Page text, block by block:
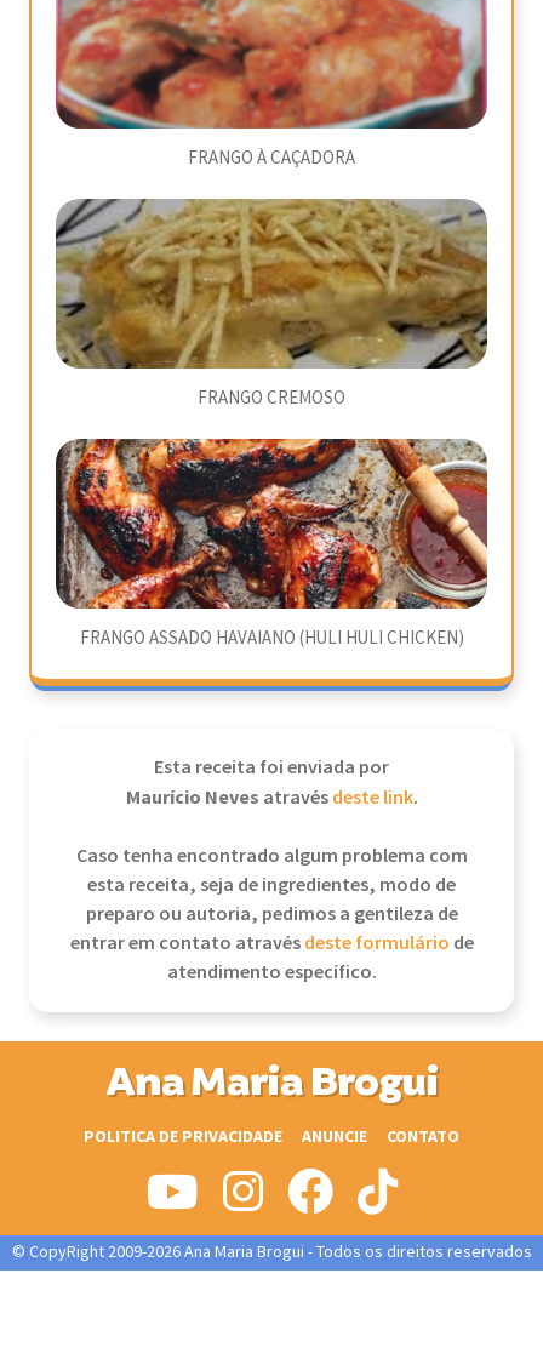
FRANGO À CAÇADORA
FRANGO CREMOSO
FRANGO ASSADO HAVAIANO (HULI HULI CHICKEN)
Esta receita foi enviada por
Maurício Neves atravésdeste link.
Caso tenha encontrado algum problema com
esta receita, seja de ingredientes, modo de
preparo ou autoria, pedimos a gentileza de
entrar em contato atravésdeste formulário de
atendimento específico.
Ana Maria Brogui
POLITICA DE PRIVACIDADE ANUNCIE CONTATO
© CopyRight 2009-2026 Ana Maria Brogui - Todos os direitos reservados